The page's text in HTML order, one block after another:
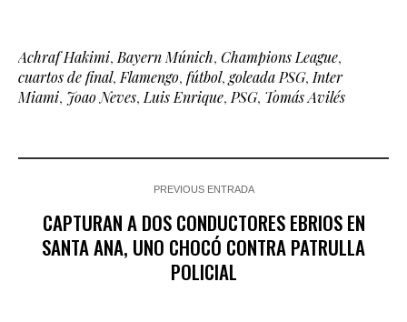
Achraf Hakimi, Bayern Múnich, Champions League,
cuartos de final, Flamengo, fútbol, goleada PSG, Inter
Miami, Joao Neves, Luis Enrique, PSG, Tomás Avilés
PREVIOUS ENTRADA
CAPTURAN A DOS CONDUCTORES EBRIOS EN
SANTA ANA, UNO CHOCÓ CONTRA PATRULLA
POLICIAL